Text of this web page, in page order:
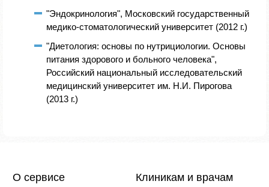
"Эндокринология", Московский государственный
медико-стоматологический университет (2012 г.)
"Диетология: основы по нутрициологии. Основы
питания здорового и больного человека",
Российский национальный исследовательский
медицинский университет им. Н.И. Пирогова
(2013 г.)
О сервисе Клиникам и врачам